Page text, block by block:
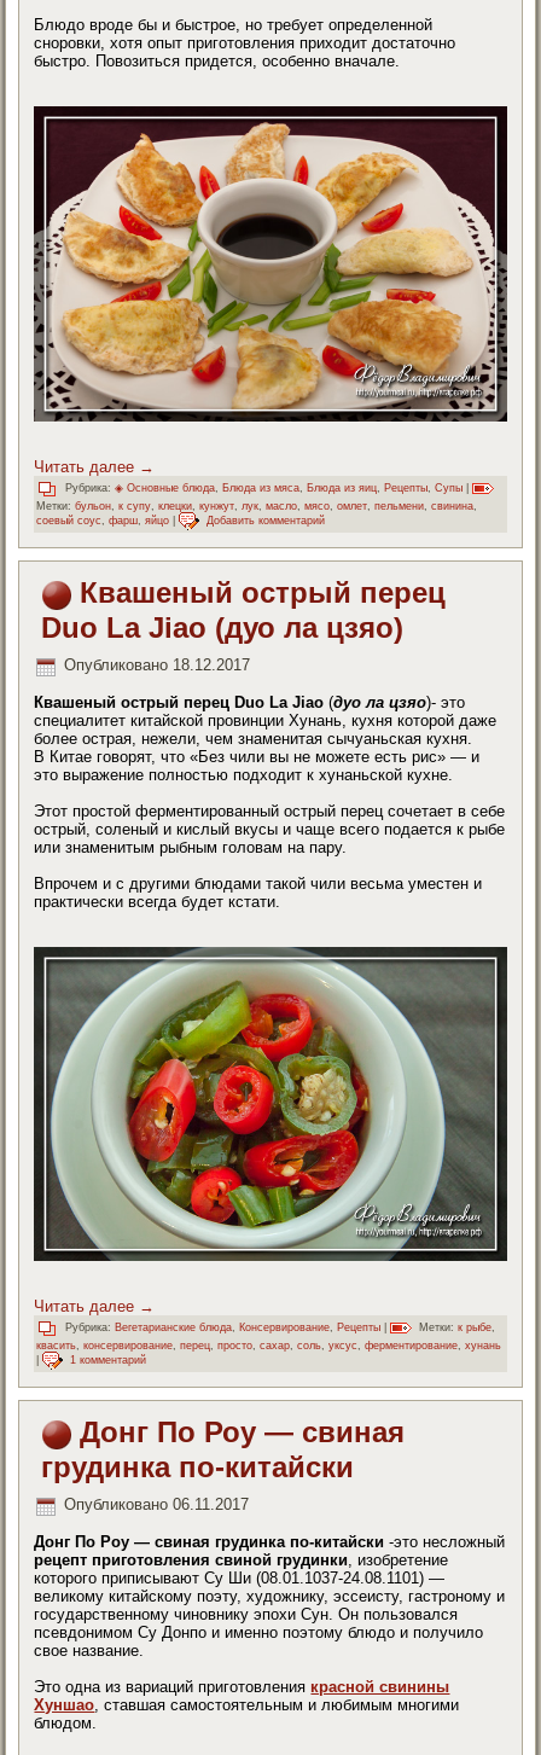
Блюдо вроде бы и быстрое, но требует определенной
сноровки, хотя опыт приготовления приходит достаточно
быстро. Повозиться придется, особенно вначале.
Читать далее →
Рубрика: ◈ Основные блюда, Блюда из мяса, Блюда из яиц, Рецепты,Супы
Метки: бульон ,к супу ,клецки ,кунжут лук ,масло ,мясо ,омлет ,пельмени ,свинина
соевый соус
,фарш ,яйцо | Добавить комментарий
Квашеный острый перец
Duo La Jiao (дуо ла цзяо)
Опубликовано 18.12.2017
Квашеный острый перец Duo La Jiao (дуо ла цзяо)- это
специалитет китайской провинции Хунань, кухня которой даже
более острая, нежели, чем знаменитая сычуаньская кухня.
В Китае говорят, что «Без чили вы не можете есть рис» — и
это выражение полностью подходит к хунаньской кухне.
Этот простой ферментированный острый перец сочетает в себе
острый, соленый и кислый вкусы и чаще всего подается к рыбе
или знаменитым рыбным головам на пару.
Впрочем и с другими блюдами такой чили весьма уместен и
практически всегда будет кстати.
Читать далее →
Рубрика: Вегетарианские блюда, Консервирование, Рецепты Метки: к рыбе,
квасить,консервирование,перец,просто,сахар,соль,уксус,ферментирование,хунань
|
1 комментарий
Донг По Роу — свиная
грудинка по-китайски
Опубликовано 06.11.2017
Донг По Роу — свиная грудинка по-китайски -это несложный
рецепт приготовления свиной грудинки , изобретение
которого приписывают Су Ши (08.01.1037-24.08.1101) —
великому китайскому поэту, художнику, эссеисту, гастроному и
государственному чиновнику эпохи Сун. Он пользовался
псевдонимом Су Донпо и именно поэтому блюдо и получило
свое название.
Это одна из вариаций приготовления красной свинины
Хуншао , ставшая самостоятельным и любимым многими
блюдом.